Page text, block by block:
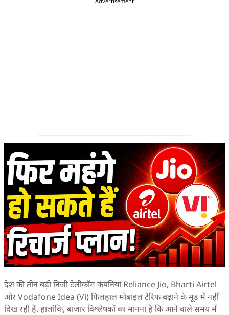
देश की तीन बड़ी निजी टेलीकॉम कंपनियां Reliance Jio, Bharti Airtel
और Vodafone Idea (Vi) फिलहाल मोबाइल टैरिफ बढ़ाने के मूड में नहीं
दिख रही हैं. हालांकि, बाजार विश्लेषकों का मानना है कि आने वाले समय में